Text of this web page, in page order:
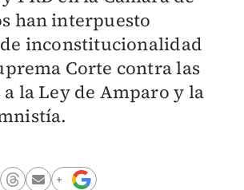
han interpuesto
inconstitucionalidad
Corte contra las
la Ley de Amparo y la